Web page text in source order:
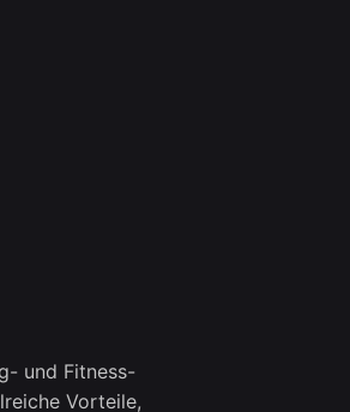
und Fitness-
Vorteile,